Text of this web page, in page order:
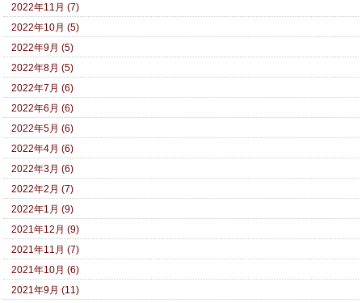
2022年11月 (7)
2022年10月 (5)
2022年9月 (5)
2022年8月 (5)
2022年7月 (6)
2022年6月 (6)
2022年5月 (6)
2022年4月 (6)
2022年3月 (6)
2022年2月 (7)
2022年1月 (9)
2021年12月 (9)
2021年11月 (7)
2021年10月 (6)
2021年9月 (11)